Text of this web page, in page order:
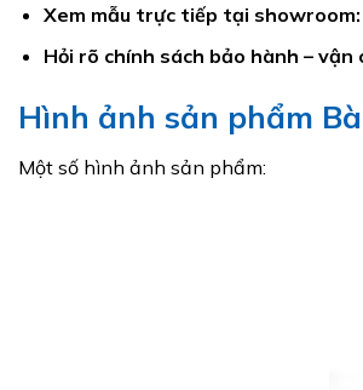
Xem mẫu trực tiếp tại showroom:
Hỏi rõ chính sách bảo hành – vận
Hình ảnh sản phẩm
Một số hình ảnh sản phẩm: